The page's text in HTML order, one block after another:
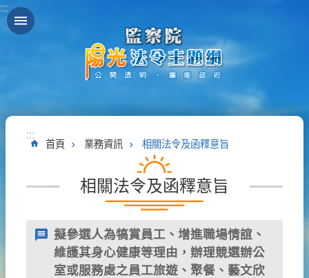
跳到主要內容區塊
:::
:::
首頁 業務資訊 相關法令及函釋意旨
相關法令及函釋意旨
擬參選人為犒賞員工、增進職場情誼、
維護其身心健康等理由，辦理競選辦公
室或服務處之員工旅遊、聚餐、藝文欣